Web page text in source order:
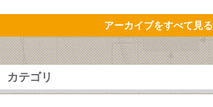
アーカイブをすべて見る
カテゴリ